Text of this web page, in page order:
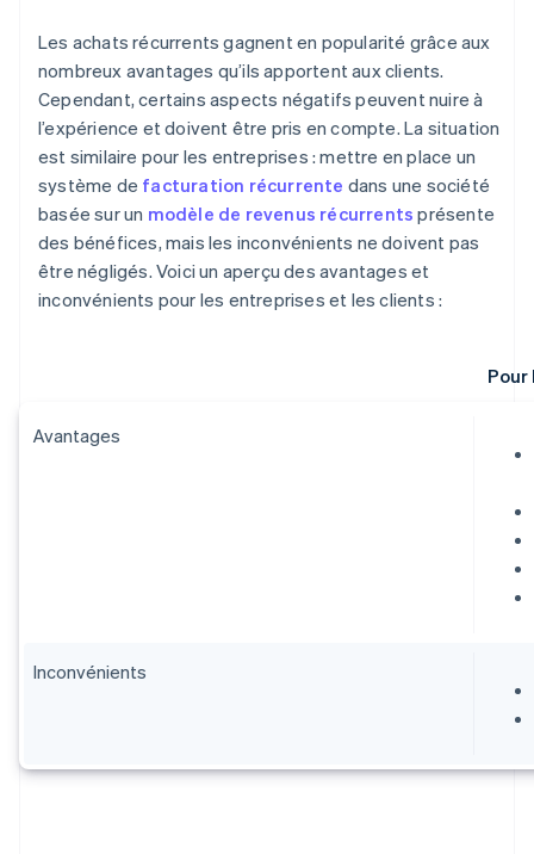
Les achats récurrents gagnent en popularité grâce aux
nombreux avantages qu’ils apportent aux clients.
Cependant, certains aspects négatifs peuvent nuire à
l’expérience et doivent être pris en compte. La situation
est similaire pour les entreprises : mettre en place un
système de facturation récurrente dans une société
basée sur un modèle de revenus récurrents présente
des bénéfices, mais les inconvénients ne doivent pas
être négligés. Voici un aperçu des avantages et
inconvénients pour les entreprises et les clients :
Avantages
Inconvénients